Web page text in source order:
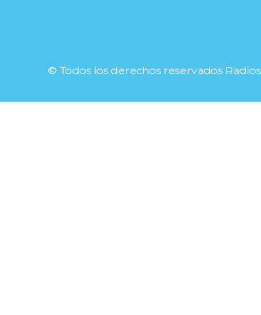
© Todos los derechos reservados